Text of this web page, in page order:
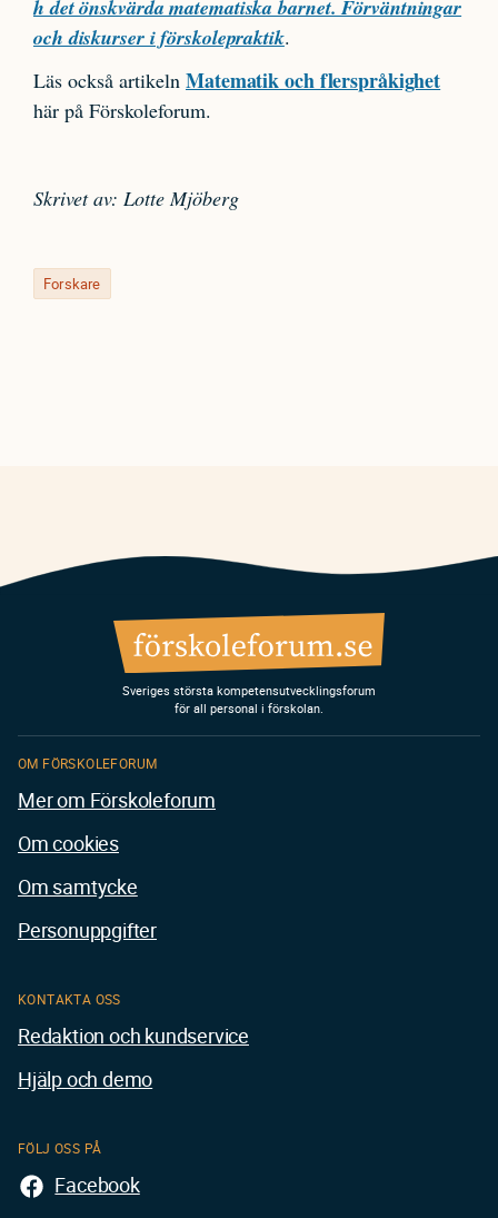
h det önskvärda matematiska barnet. Förväntningar
och diskurser i förskolepraktik.
Läs också artikeln Matematik och flerspråkighet
här på Förskoleforum.
Skrivet av: Lotte Mjöberg
Forskare
Sveriges största kompetensutvecklingsforum
för all personal i förskolan.
KONTAKTA OSS
Redaktion och kundservice
Hjälp och demo
FÖLJ OSS PÅ
Facebook
OM FÖRSKOLEFORUM
Mer om Förskoleforum
Om cookies
Om samtycke
Personuppgifter